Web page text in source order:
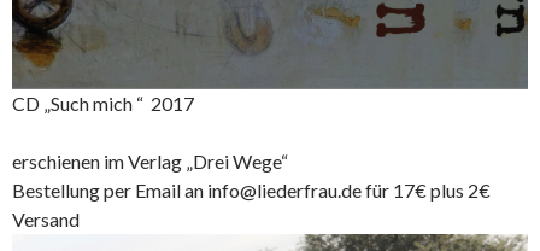
CD „Such mich “ 2017
erschienen im Verlag „Drei Wege“
Bestellung per Email an info@liederfrau.de für 17€ plus 2€
Versand